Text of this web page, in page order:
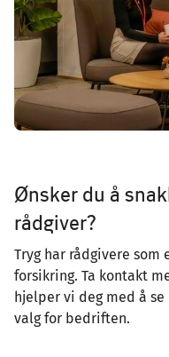
Ønsker du å
rådgiver?
Tryg har rådgivere
forsikring. Ta kontakt
hjelper vi deg med å
valg for bedriften.